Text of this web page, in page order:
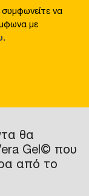
να
με
θα
Gel© που
από το